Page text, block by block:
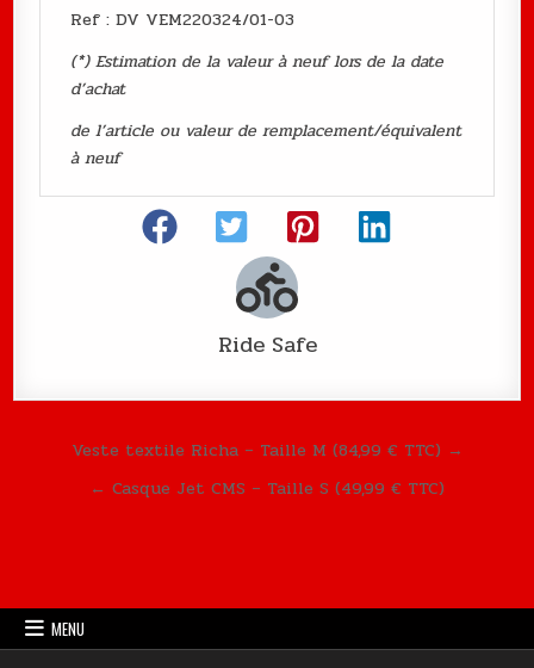
Ref : DV VEM220324/01-03
(*) Estimation de la valeur à neuf lors de la date
d’achat
de l’article ou valeur de remplacement/équivalent
à neuf
Ride Safe
Navigation de l’article
Veste textile Richa – Taille M (84,99 € TTC) →
← Casque Jet CMS – Taille S (49,99 € TTC)
MENU